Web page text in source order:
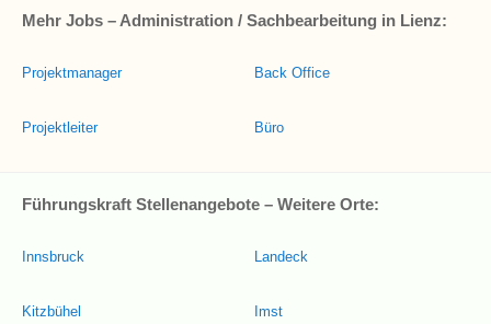
Mehr Jobs – Administration / Sachbearbeitung in Lienz:
Projektmanager
Projektleiter
Back Office
Büro
Führungskraft Stellenangebote – Weitere Orte:
Innsbruck
Kitzbühel
Landeck
Imst